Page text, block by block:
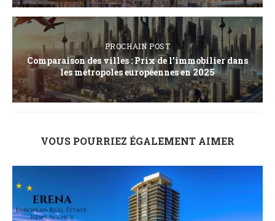
PROCHAIN POST
Comparaison des villes : Prix de l’immobilier dans
les métropoles européennes en 2025
VOUS POURRIEZ ÉGALEMENT AIMER